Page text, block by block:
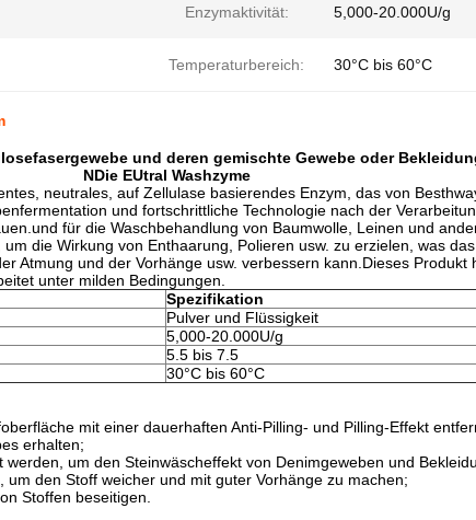
Enzymaktivität: 5,000-20.000U/g
Temperaturbereich: 30°C bis 60°C
und deren gemischte Gewebe oder
NDie EUtral Washzyme
neutrales, auf Zellulase basierendes Enzym, das von
und fortschrittliche Technologie nach der
für die Waschbehandlung von Baumwolle, Leinen und
die Wirkung von Enthaarung, Polieren usw. zu erzielen, was
Atmung und der Vorhänge usw. verbessern kann.Dieses Produkt
unter milden Bedingungen.
Spezifikation
Pulver und Flüssigkeit
5,000-20.000U/g
5.5 bis 7.5
30°C bis 60°C
mit einer dauerhaften Anti-Pilling- und Pilling-Effekt
erhalten;
um den Steinwäscheffekt von Denimgeweben und
den Stoff weicher und mit guter Vorhänge zu machen;
Stoffen beseitigen.